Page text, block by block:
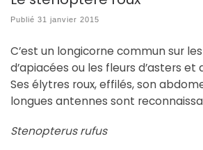
Publié 31 janvier 2015
C’est un longicorne commun sur
d’apiacées ou les fleurs d’asters et
Ses élytres roux, effilés, son
longues antennes sont
Stenopterus rufus